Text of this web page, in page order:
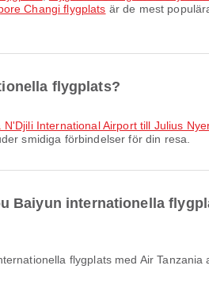
Changi flygplats är de mest
flygplats?
N'Djili International Airport till Julius
smidiga förbindelser för din resa.
Baiyun internationella